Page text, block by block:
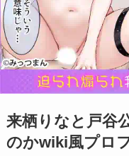
来栖りなと戸谷
のかwiki風プロ